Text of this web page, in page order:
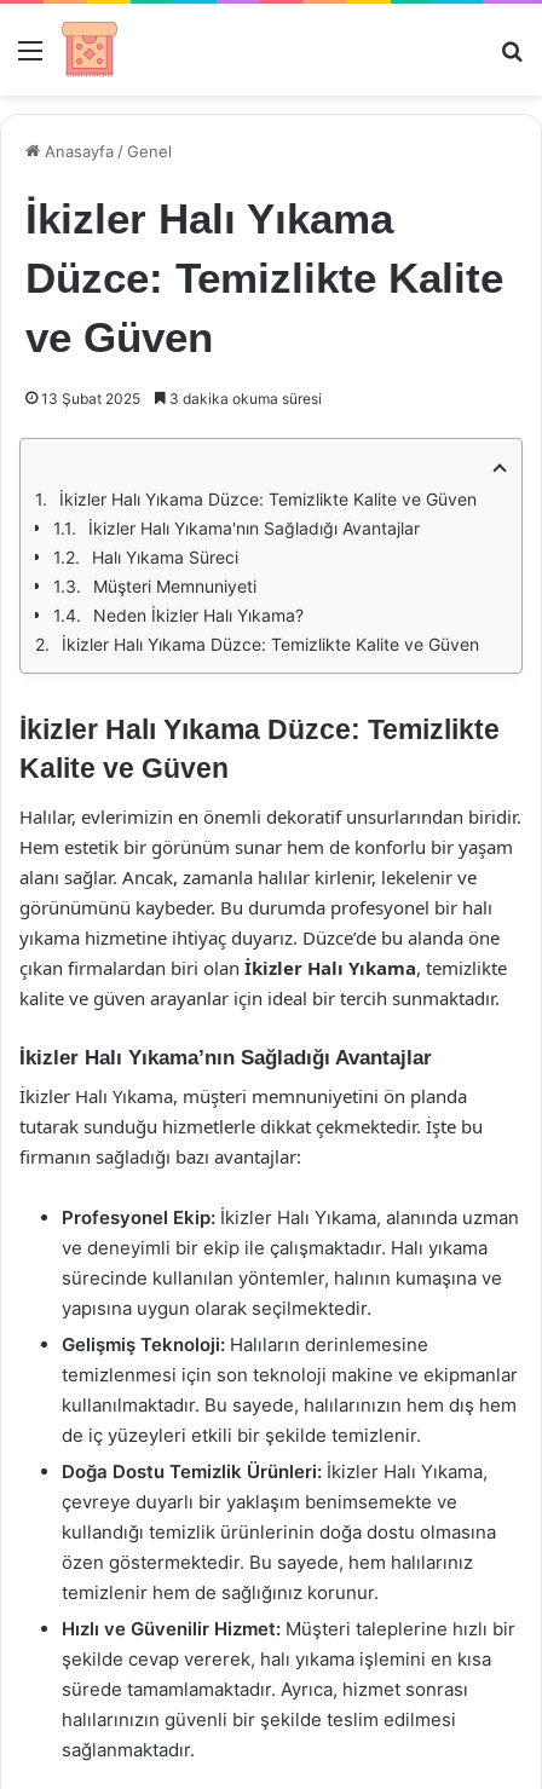
Menü
Anasayfa /Genel
İkizler Halı Yıkama
Düzce: Temizlikte Kalite
ve Güven
13 Şubat 2025 3 dakika okuma süresi
İkizler Halı Yıkama Düzce: Temizlikte Kalite ve Güven
İkizler Halı Yıkama'nın Sağladığı Avantajlar
Halı Yıkama Süreci
Müşteri Memnuniyeti
Neden İkizler Halı Yıkama?
İkizler Halı Yıkama Düzce: Temizlikte Kalite ve Güven
İkizler Halı Yıkama Düzce: Temizlikte
Kalite ve Güven
Halılar, evlerimizin en önemli dekoratif unsurlarından biridir.
Hem estetik bir görünüm sunar hem de konforlu bir yaşam
alanı sağlar. Ancak, zamanla halılar kirlenir, lekelenir ve
görünümünü kaybeder. Bu durumda profesyonel bir halı
yıkama hizmetine ihtiyaç duyarız. Düzce’de bu alanda öne
çıkan firmalardan biri olan İkizler Halı Yıkama, temizlikte
kalite ve güven arayanlar için ideal bir tercih sunmaktadır.
İkizler Halı Yıkama’nın Sağladığı Avantajlar
İkizler Halı Yıkama, müşteri memnuniyetini ön planda
tutarak sunduğu hizmetlerle dikkat çekmektedir. İşte bu
firmanın sağladığı bazı avantajlar:
Profesyonel Ekip: İkizler Halı Yıkama, alanında uzman
ve deneyimli bir ekip ile çalışmaktadır. Halı yıkama
sürecinde kullanılan yöntemler, halının kumaşına ve
yapısına uygun olarak seçilmektedir.
Gelişmiş Teknoloji: Halıların derinlemesine
temizlenmesi için son teknoloji makine ve ekipmanlar
kullanılmaktadır. Bu sayede, halılarınızın hem dış hem
de iç yüzeyleri etkili bir şekilde temizlenir.
Doğa Dostu Temizlik Ürünleri: İkizler Halı Yıkama,
çevreye duyarlı bir yaklaşım benimsemekte ve
kullandığı temizlik ürünlerinin doğa dostu olmasına
özen göstermektedir. Bu sayede, hem halılarınız
temizlenir hem de sağlığınız korunur.
Hızlı ve Güvenilir Hizmet: Müşteri taleplerine hızlı bir
şekilde cevap vererek, halı yıkama işlemini en kısa
sürede tamamlamaktadır. Ayrıca, hizmet sonrası
halılarınızın güvenli bir şekilde teslim edilmesi
sağlanmaktadır.